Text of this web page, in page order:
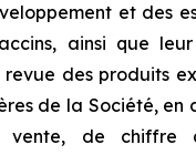
et des
ainsi que
des produits
de la Société, en
vente, de chiffre